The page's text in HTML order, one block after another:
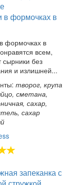
в формочках в
формочках в
всем,
сырники без
и излишней...
творог, крупа
сметана,
сахар,
сахар